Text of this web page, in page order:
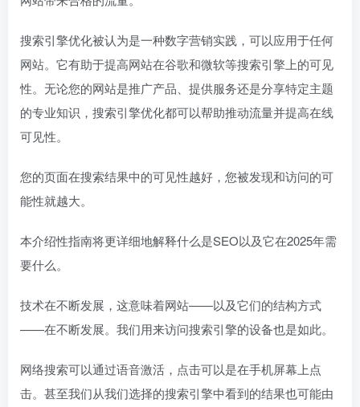
搜索引擎优化被认为是一种数字营销实践，可以应用于任何
网站。它有助于提高网站在谷歌和微软等搜索引擎上的可见
性。无论您的网站是推广产品、提供服务还是分享特定主题
的专业知识，搜索引擎优化都可以帮助推动流量并提高在线
可见性。
您的页面在搜索结果中的可见性越好，您被发现和访问的可
能性就越大。
本介绍性指南将更详细地解释什么是SEO以及它在2025年需
要什么。
技术在不断发展，这意味着网站——以及它们的结构方式
——在不断发展。我们用来访问搜索引擎的设备也是如此。
网络搜索可以通过语音激活，点击可以是在手机屏幕上点
击。甚至我们从我们选择的搜索引擎中看到的结果也可能由